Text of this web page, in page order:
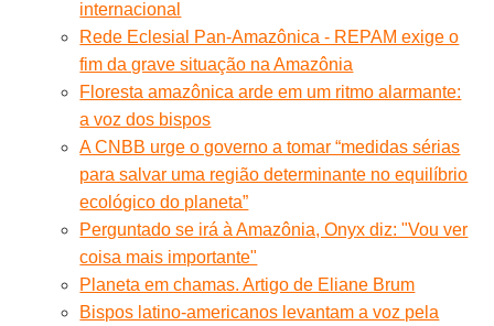
internacional
Rede Eclesial Pan-Amazônica - REPAM exige o
fim da grave situação na Amazônia
Floresta amazônica arde em um ritmo alarmante:
a voz dos bispos
A CNBB urge o governo a tomar “medidas sérias
para salvar uma região determinante no equilíbrio
ecológico do planeta”
Perguntado se irá à Amazônia, Onyx diz: "Vou ver
coisa mais importante"
Planeta em chamas. Artigo de Eliane Brum
Bispos latino-americanos levantam a voz pela